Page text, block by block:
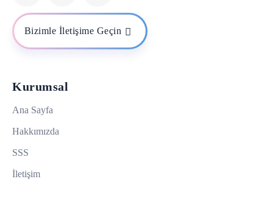
Bizimle İletişime Geçin
Kurumsal
Ana Sayfa
Hakkımızda
SSS
İletişim